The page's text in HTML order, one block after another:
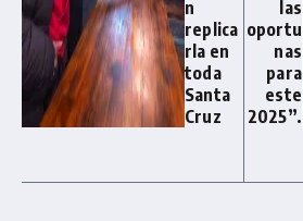
n
replica
rla en
toda
Santa
Cruz
las
oportu
nas
para
este
2025”.